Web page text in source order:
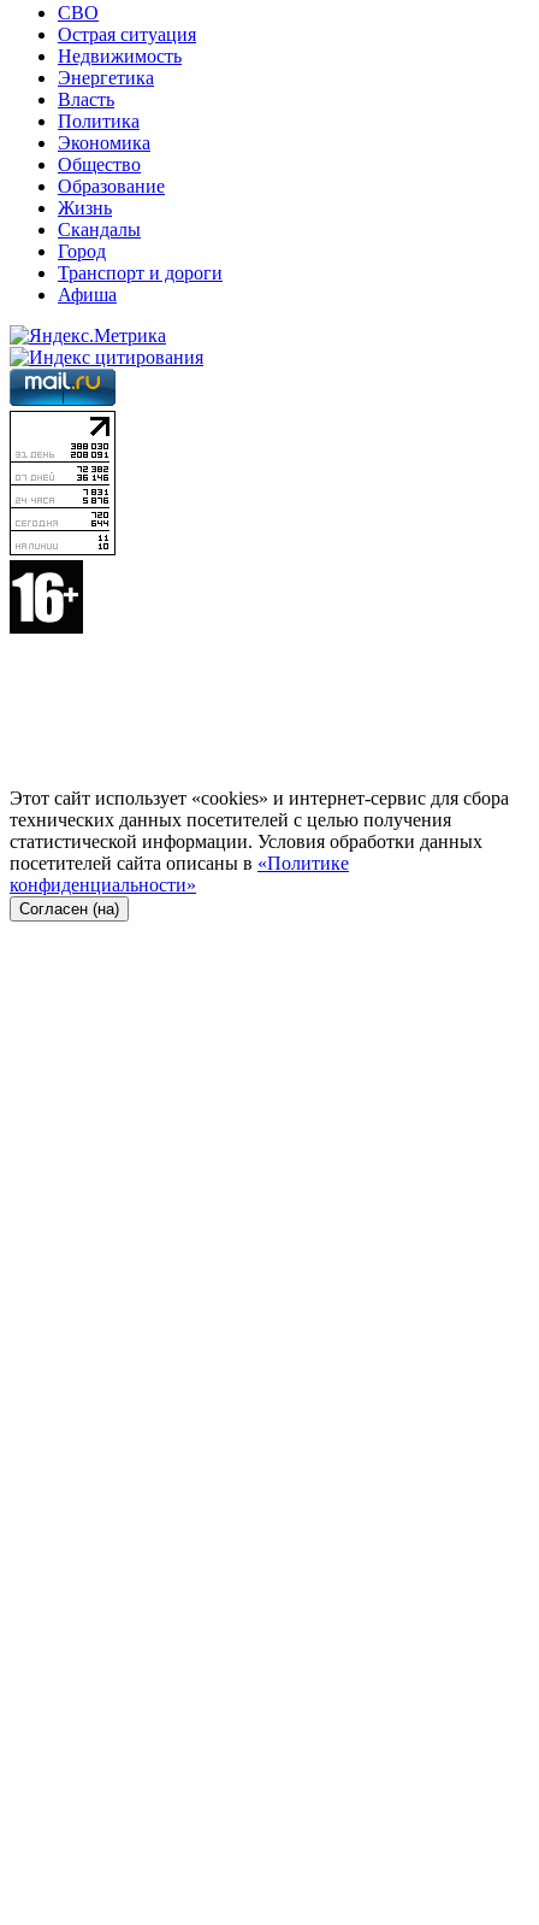
СВО
Острая ситуация
Недвижимость
Энергетика
Власть
Политика
Экономика
Общество
Образование
Жизнь
Скандалы
Город
Транспорт и дороги
Афиша
Этот сайт использует «cookies» и интернет-сервис для сбора
технических данных посетителей с целью получения
статистической информации. Условия обработки данных
посетителей сайта описаны в «Политике
конфиденциальности»
Согласен (на)